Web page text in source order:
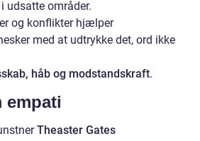
udsatte områder.
og konflikter hjælper
med at udtrykke det, ord ikke
håb og modstandskraft.
Theaster Gates